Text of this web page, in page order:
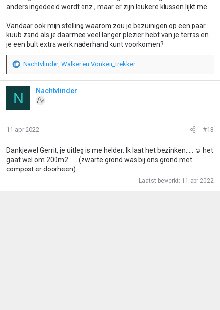
anders ingedeeld wordt enz., maar er zijn leukere klussen lijkt me.
Vandaar ook mijn stelling waarom zou je bezuinigen op een paar
kuub zand als je daarmee veel langer plezier hebt van je terras en
je een bult extra werk naderhand kunt voorkomen?
W
a
d
e
i
g
:
Nachtvlinder, Walkeren Vonken_trekker
N Nachtvlinder
11 apr 2022 #13
Dankjewel Gerrit, je uitleg is me helder. Ik laat het bezinken..... ☺ het
gaat wel om 200m2...... (zwarte grond was bij ons grond met
compost er doorheen)
Laatst bewerkt: 11 apr 2022